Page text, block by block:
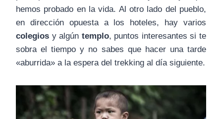
hemos probado en la vida. Al otro lado del pueblo,
en dirección opuesta a los hoteles, hay varios
colegios y algún templo, puntos interesantes si te
sobra el tiempo y no sabes que hacer una tarde
«aburrida» a la espera del trekking al día siguiente.